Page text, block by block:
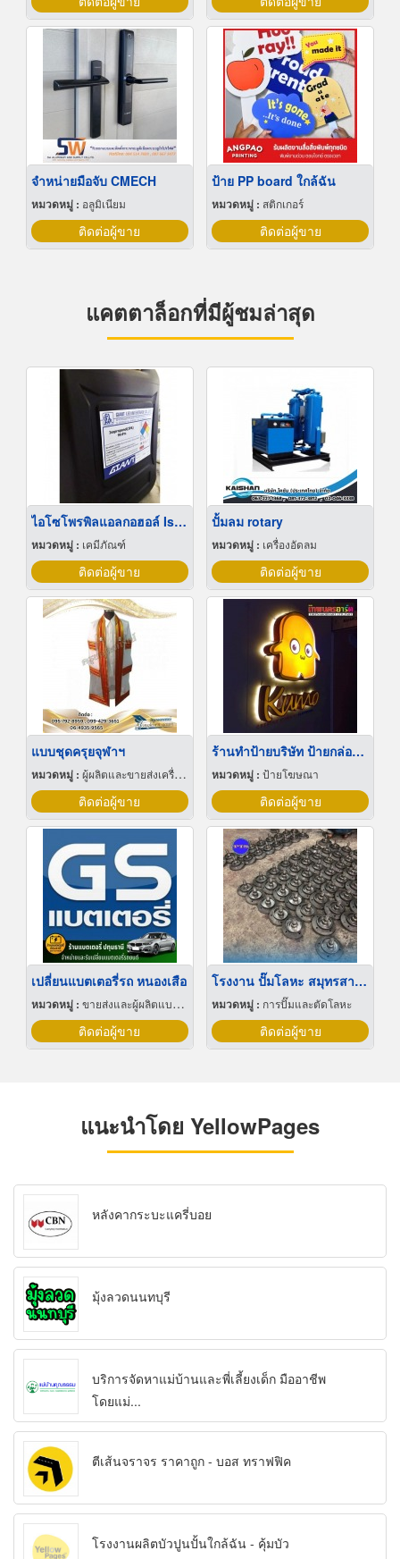
จำหน่ายมือจับ CMECH
หมวดหมู่ : อลูมิเนียม
ติดต่อผู้ขาย
ป้าย PP board ใกล้ฉัน
หมวดหมู่ : สติกเกอร์
ติดต่อผู้ขาย
แคตตาล็อกที่มีผู้ชมล่าสุด
ไอโซโพรพิลแอลกอฮอล์ Isopropanol (IPA) 99.8%
หมวดหมู่ : เคมีภัณฑ์
ติดต่อผู้ขาย
ปั้มลม rotary
หมวดหมู่ : เครื่องอัดลม
ติดต่อผู้ขาย
แบบชุดครุยจุฬาฯ
หมวดหมู่ : ผู้ผลิตและขายส่งเครื่องแบบ
ติดต่อผู้ขาย
ร้านทำป้ายบริษัท ป้ายกล่องไฟนีออน
หมวดหมู่ : ป้ายโฆษณา
ติดต่อผู้ขาย
เปลี่ยนแบตเตอรี่รถ หนองเสือ
หมวดหมู่ : ขายส่งและผู้ผลิตแบตเตอรี่
ติดต่อผู้ขาย
โรงงาน ปั๊มโลหะ สมุทรสาคร
หมวดหมู่ : การปั๊มและตัดโลหะ
ติดต่อผู้ขาย
แนะนำโดย YellowPages
หลังคากระบะแครี่บอย
มุ้งลวดนนทบุรี
บริการจัดหาแม่บ้านและพี่เลี้ยงเด็ก มืออาชีพ
โดยแม่...
ตีเส้นจราจร ราคาถูก - บอส ทราฟฟิค
โรงงานผลิตบัวปูนปั้นใกล้ฉัน - คุ้มบัว